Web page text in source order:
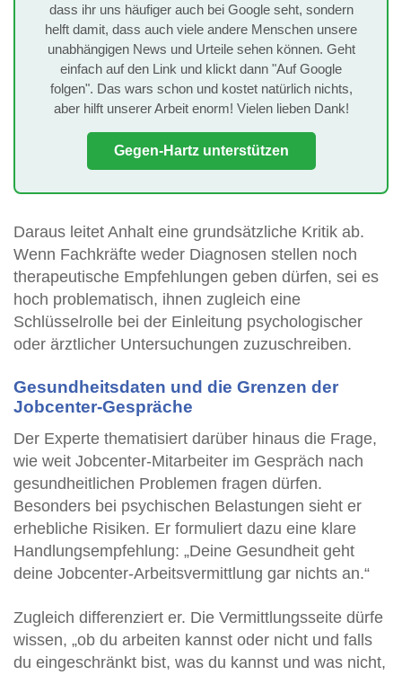
dass ihr uns häufiger auch bei Google seht, sondern
helft damit, dass auch viele andere Menschen unsere
unabhängigen News und Urteile sehen können. Geht
einfach auf den Link und klickt dann "Auf Google
folgen". Das wars schon und kostet natürlich nichts,
aber hilft unserer Arbeit enorm! Vielen lieben Dank!
Gegen-Hartz unterstützen
Daraus leitet Anhalt eine grundsätzliche Kritik ab.
Wenn Fachkräfte weder Diagnosen stellen noch
therapeutische Empfehlungen geben dürfen, sei es
hoch problematisch, ihnen zugleich eine
Schlüsselrolle bei der Einleitung psychologischer
oder ärztlicher Untersuchungen zuzuschreiben.
Gesundheitsdaten und die Grenzen der
Jobcenter-Gespräche
Der Experte thematisiert darüber hinaus die Frage,
wie weit Jobcenter-Mitarbeiter im Gespräch nach
gesundheitlichen Problemen fragen dürfen.
Besonders bei psychischen Belastungen sieht er
erhebliche Risiken. Er formuliert dazu eine klare
Handlungsempfehlung: „Deine Gesundheit geht
deine Jobcenter-Arbeitsvermittlung gar nichts an.“
Zugleich differenziert er. Die Vermittlungsseite dürfe
wissen, „ob du arbeiten kannst oder nicht und falls
du eingeschränkt bist, was du kannst und was nicht,